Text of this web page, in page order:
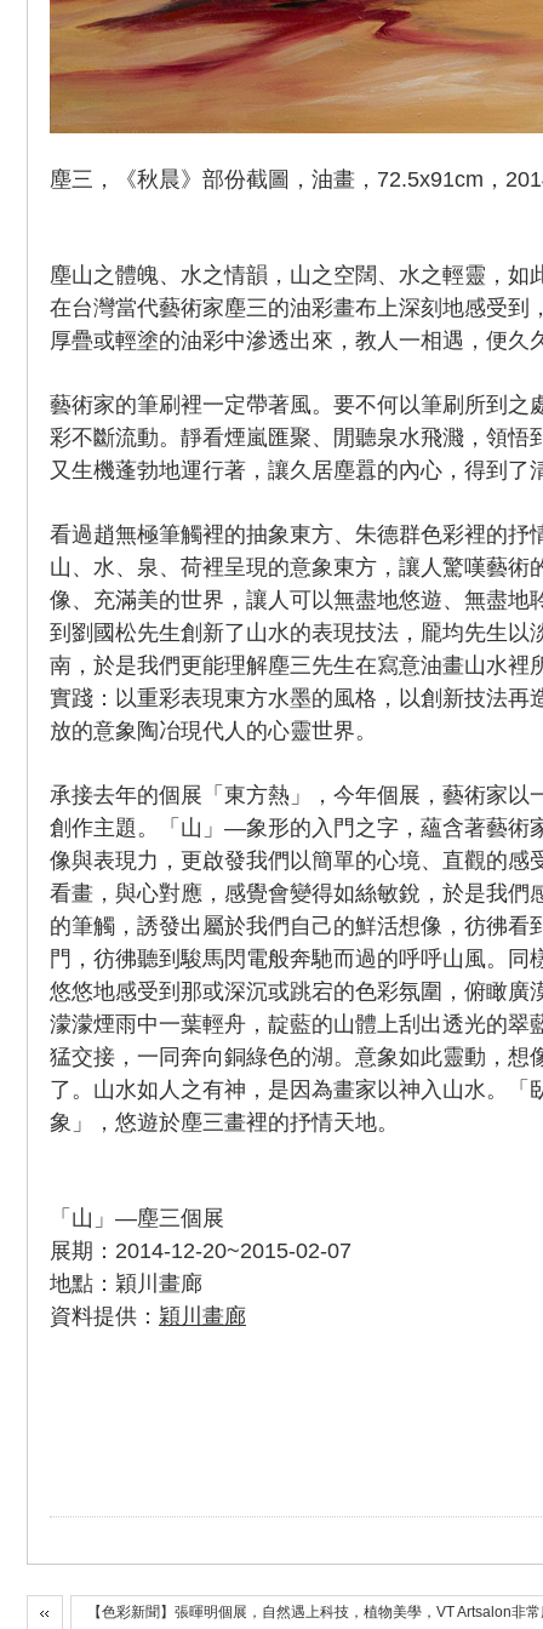
塵三，《秋晨》部份截圖，油畫，72.5x91cm，
塵山之體魄、水之情韻，山之空闊、水之輕靈，如
在台灣當代藝術家塵三的油彩畫布上深刻地感受到
厚疊或輕塗的油彩中滲透出來，教人一相遇，便久
藝術家的筆刷裡一定帶著風。要不何以筆刷所到之
彩不斷流動。靜看煙嵐匯聚、閒聽泉水飛濺，領悟
又生機蓬勃地運行著，讓久居塵囂的內心，得到了
看過趙無極筆觸裡的抽象東方、朱德群色彩裡的抒
山、水、泉、荷裡呈現的意象東方，讓人驚嘆藝術
像、充滿美的世界，讓人可以無盡地悠遊、無盡地
到劉國松先生創新了山水的表現技法，龎均先生以
南，於是我們更能理解塵三先生在寫意油畫山水裡
實踐：以重彩表現東方水墨的風格，以創新技法再
放的意象陶冶現代人的心靈世界。
承接去年的個展「東方熱」，今年個展，藝術家以
創作主題。「山」—象形的入門之字，蘊含著藝術
像與表現力，更啟發我們以簡單的心境、直觀的感
看畫，與心對應，感覺會變得如絲敏銳，於是我們
的筆觸，誘發出屬於我們自己的鮮活想像，彷彿看
門，彷彿聽到駿馬閃電般奔馳而過的呼呼山風。同
悠悠地感受到那或深沉或跳宕的色彩氛圍，俯瞰廣
濛濛煙雨中一葉輕舟，靛藍的山體上刮出透光的翠
猛交接，一同奔向銅綠色的湖。意象如此靈動，想
了。山水如人之有神，是因為畫家以神入山水。「
象」，悠遊於塵三畫裡的抒情天地。
「山」—塵三個展
展期：2014-12-20~2015-02-07
地點：穎川畫廊
資料提供： 穎川畫廊
【色彩新聞】張暉明個展，自然遇上科技，植物美學，VT Artsalon非